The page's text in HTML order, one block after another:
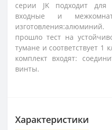
серии JK подходит для
входные и
прошло тест на
тумане и соответствует 1
комплект входят:
винты.
Характеристики